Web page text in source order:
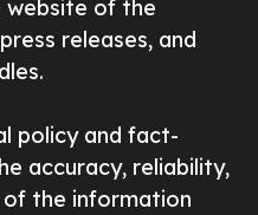
website of the
releases, and
policy and fact-
accuracy, reliability,
of the information